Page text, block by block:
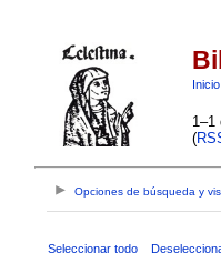
Inicio
1–1
(
Opciones de búsqueda y
Seleccionar todo